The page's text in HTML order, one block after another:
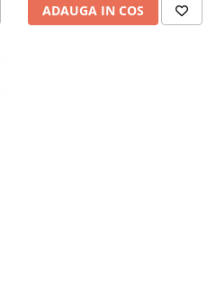
ADAUGA IN COS